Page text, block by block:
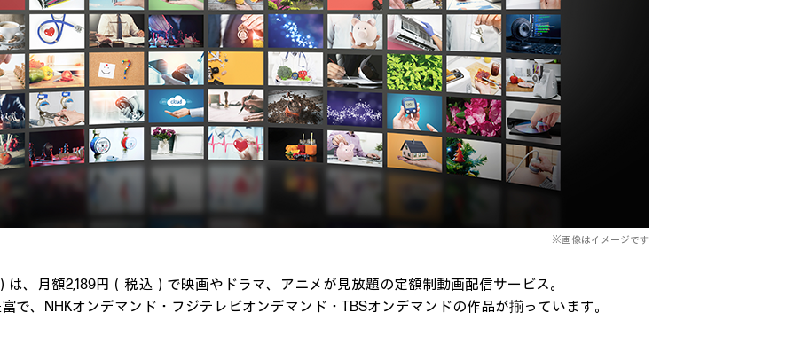
※画像はイメージです
は、月額2,189円（税込）で映画やドラマ、アニメが見放題の定額制動画配信サービス。
で、NHKオンデマンド・フジテレビオンデマンド・TBSオンデマンドの作品が揃っています。